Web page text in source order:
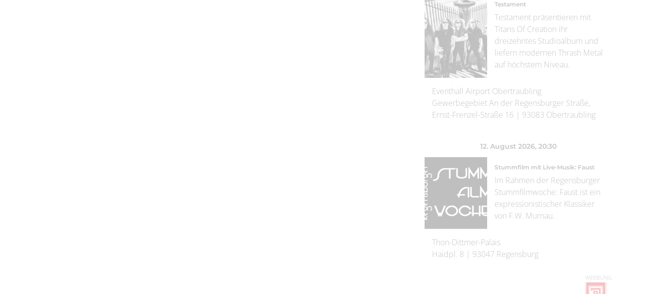
Testament
Testament präsentieren mit
Titans Of Creation ihr
dreizehntes Studioalbum und
liefern modernen Thrash Metal
auf höchstem Niveau.
Eventhall Airport Obertraubling
Gewerbegebiet An der Regensburger Straße,
Ernst-Frenzel-Straße 16 | 93083 Obertraubling
12. August 2026, 20:30
Stummfilm mit Live-Musik: Faust
Im Rahmen der Regensburger
Stummfilmwoche: Faust ist ein
expressionistischer Klassiker
von F.W. Murnau.
Thon-Dittmer-Palais
Haidpl. 8 | 93047 Regensburg
WERBUNG